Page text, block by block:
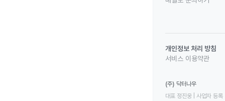
개인정보 처리 방침
서비스 이용약관
(주) 닥터나우
대표 정진웅 | 사업자